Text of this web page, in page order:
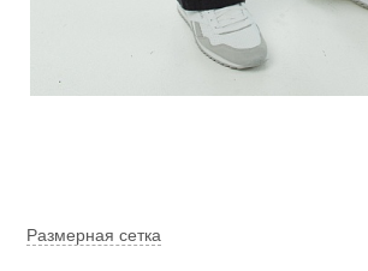
Размерная сетка